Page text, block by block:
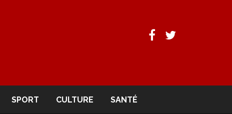
Facebook
Twitter
SPORT CULTURE SANTÉ